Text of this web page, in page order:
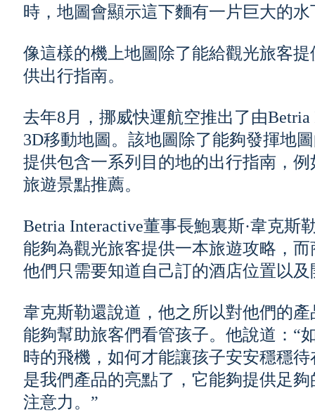
時，地圖會顯示這下麵有一片巨大的
像這樣的機上地圖除了能給觀光旅客
供出行指南。
去年8月，挪威快運航空推出了由
3D移動地圖。該地圖除了能夠發揮地
提供包含一系列目的地的出行指南，
旅遊景點推薦。
Betria Interactive董事長鮑裏斯·韋克斯
能夠為觀光旅客提供一本旅遊攻略，
他們只需要知道自己訂的酒店位置以
韋克斯勒還說道，他之所以對他們的
能夠幫助旅客們看管孩子。他說道：“
時的飛機，如何才能讓孩子安安穩穩
是我們產品的亮點了，它能夠提供足
注意力。”